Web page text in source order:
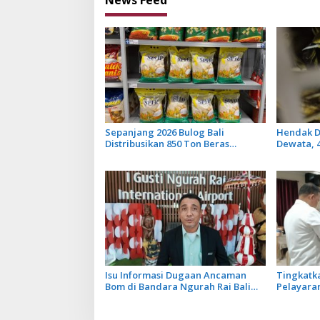
Sepanjang 2026 Bulog Bali
Distribusikan 850 Ton Beras
Hendak
Dewata,
Isu Informasi Dugaan Ancaman
Bom di Bandara Ngurah Rai Bali